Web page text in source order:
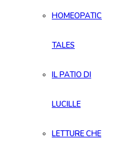
HOMEOPATIC
TALES
IL PATIO DI
LUCILLE
LETTURE CHE